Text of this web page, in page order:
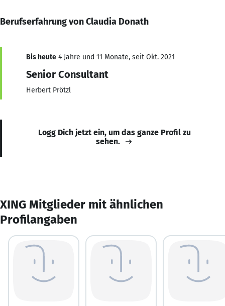
Berufserfahrung von Claudia Donath
Bis heute 4 Jahre und 11 Monate, seit Okt. 2021
Senior Consultant
Herbert Prötzl
Logg Dich jetzt ein, um das ganze Profil zu
sehen.
XING Mitglieder mit ähnlichen
Profilangaben